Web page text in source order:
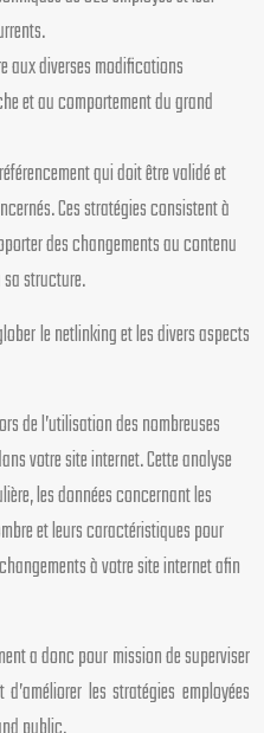
aux diverses modifications
et au comportement du grand
qui doit être validé et
Ces stratégies consistent à
des changements au contenu
structure.
le netlinking et les divers aspects
de l’utilisation des nombreuses
votre site internet. Cette analyse
les données concernant les
et leurs caractéristiques pour
à votre site internet afin
a donc pour mission de superviser
les stratégies employées